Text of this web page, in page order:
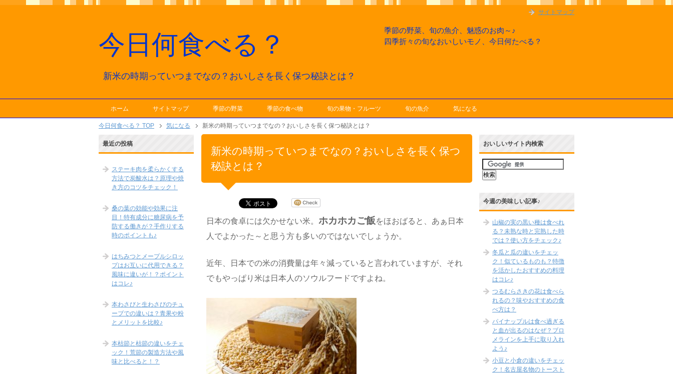
今日何食べる？
新米の時期っていつまでなの？おいしさを長く保つ秘訣とは？
季節の野菜、旬の魚介、魅惑のお肉～♪
四季折々の旬なおいしいモノ、今日何たべる？
ホーム サイトマップ 季節の野菜 季節の食べ物 旬の果物・フルーツ 旬の魚介 気になる
今日何食べる？ TOP 気になる 新米の時期っていつまでなの？おいしさを長く保つ秘訣とは？
新米の時期っていつまでなの？おいしさを長く保つ
秘訣とは？
日本の食卓には欠かせない米。ホカホカご飯をほおばると、あぁ日本
人でよかった～と思う方も多いのではないでしょうか。
近年、日本での米の消費量は年々減っていると言われていますが、それ
でもやっぱり米は日本人のソウルフードですよね。
最近の投稿
ステーキ肉を柔らかくする
方法で炭酸水は？原理や焼
き方のコツをチェック！
桑の葉の効能や効果に注
目！特有成分に糖尿病を予
防する働きが？手作りする
時のポイントも♪
はちみつとメープルシロッ
プはお互いに代用できる？
風味に違いが！？ポイント
はコレ♪
本わさびと生わさびのチュ
ーブでの違いは？青果や粉
とメリットを比較♪
本枯節と枯節の違いをチェ
ック！荒節の製造方法や風
味と比べると！？
おいしいサイト内検索
今週の美味しい記事♪
山椒の実の黒い種は食べれ
る？未熟な時と完熟した時
では？使い方をチェック♪
冬瓜と瓜の違いをチェッ
ク！似ているものも？特徴
を活かしたおすすめの料理
はコレ♪
つるむらさきの花は食べら
れるの？味やおすすめの食
べ方は？
パイナップルは食べ過ぎる
と血が出るのはなぜ？ブロ
メラインを上手に取り入れ
よう♪
小豆と小倉の違いをチェッ
ク！名古屋名物のトースト
サイトマップ